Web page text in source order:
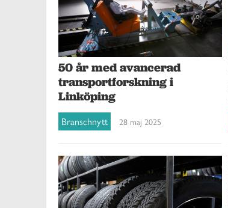
50 år med avancerad
transportforskning i
Linköping
Branschnytt 28 maj 2025